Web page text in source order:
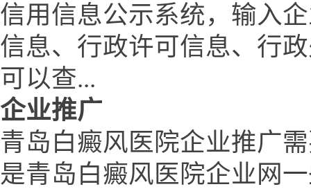
信用信息公示系统，输入
信息、行政许可信息、行
可以查...
企业推广
青岛白癜风医院企业推广
是青岛白癜风医院企业网